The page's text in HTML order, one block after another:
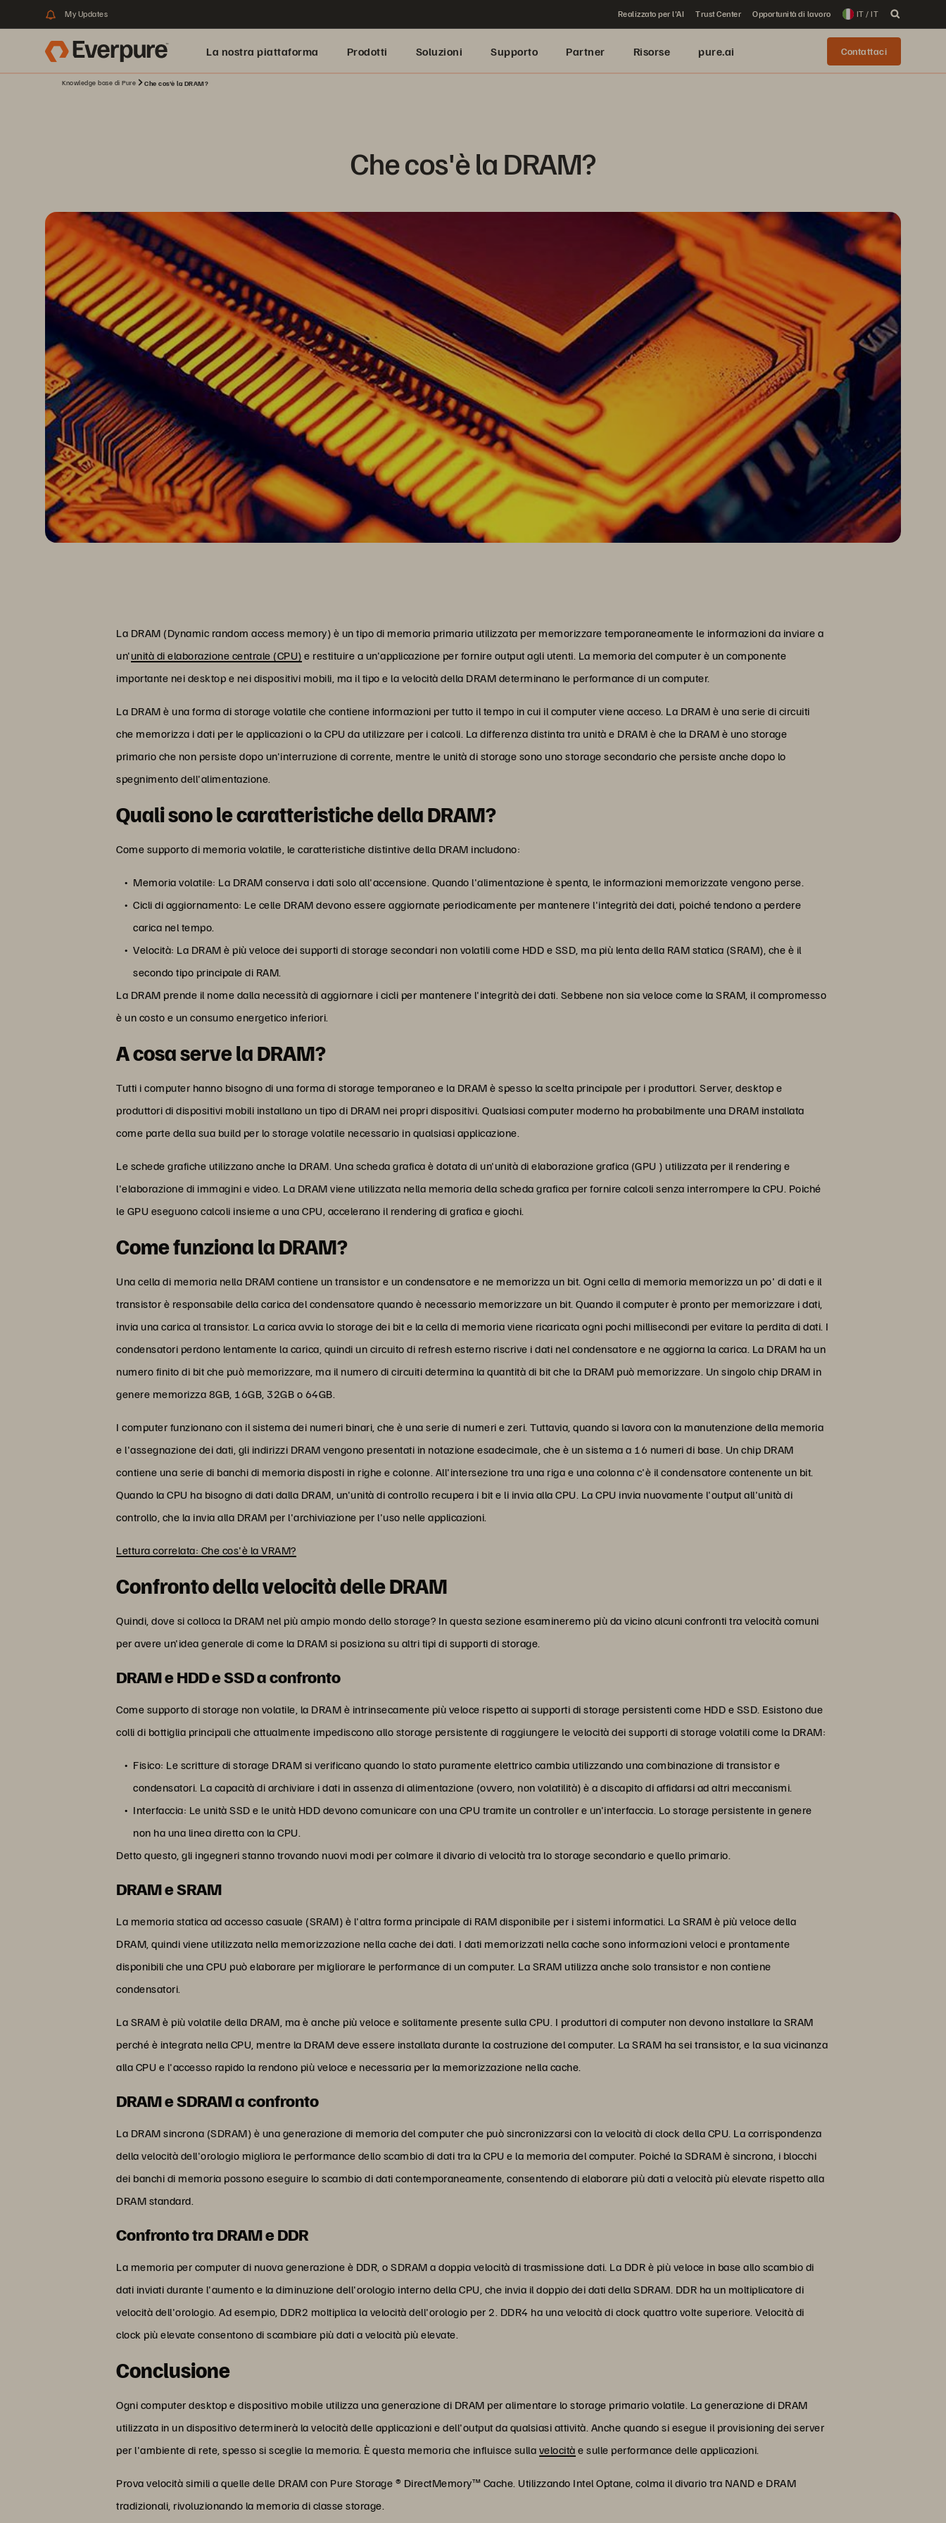
My Updates Realizzato per l'AI Trust Center Opportunità di lavoro IT / IT
La nostra piattaforma Prodotti Soluzioni Supporto Partner Risorse pure.ai Contattaci
Knowledge base di Pure Che cos'è la DRAM?
Che cos'è la DRAM?
La DRAM (Dynamic random access memory) è un tipo di memoria primaria utilizzata per memorizzare temporaneamente le informazioni da inviare a
un'unità di elaborazione centrale (CPU) e restituire a un'applicazione per fornire output agli utenti. La memoria del computer è un componente
importante nei desktop e nei dispositivi mobili, ma il tipo e la velocità della DRAM determinano le performance di un computer.
La DRAM è una forma di storage volatile che contiene informazioni per tutto il tempo in cui il computer viene acceso. La DRAM è una serie di circuiti
che memorizza i dati per le applicazioni o la CPU da utilizzare per i calcoli. La differenza distinta tra unità e DRAM è che la DRAM è uno storage
primario che non persiste dopo un'interruzione di corrente, mentre le unità di storage sono uno storage secondario che persiste anche dopo lo
spegnimento dell'alimentazione.
Quali sono le caratteristiche della DRAM?
Come supporto di memoria volatile, le caratteristiche distintive della DRAM includono:
Memoria volatile: La DRAM conserva i dati solo all'accensione. Quando l'alimentazione è spenta, le informazioni memorizzate vengono perse.
Cicli di aggiornamento: Le celle DRAM devono essere aggiornate periodicamente per mantenere l'integrità dei dati, poiché tendono a perdere
carica nel tempo.
Velocità: La DRAM è più veloce dei supporti di storage secondari non volatili come HDD e SSD, ma più lenta della RAM statica (SRAM), che è il
secondo tipo principale di RAM.
La DRAM prende il nome dalla necessità di aggiornare i cicli per mantenere l'integrità dei dati. Sebbene non sia veloce come la SRAM, il compromesso
è un costo e un consumo energetico inferiori.
A cosa serve la DRAM?
Tutti i computer hanno bisogno di una forma di storage temporaneo e la DRAM è spesso la scelta principale per i produttori. Server, desktop e
produttori di dispositivi mobili installano un tipo di DRAM nei propri dispositivi. Qualsiasi computer moderno ha probabilmente una DRAM installata
come parte della sua build per lo storage volatile necessario in qualsiasi applicazione.
Le schede grafiche utilizzano anche la DRAM. Una scheda grafica è dotata di un'unità di elaborazione grafica (GPU ) utilizzata per il rendering e
l'elaborazione di immagini e video. La DRAM viene utilizzata nella memoria della scheda grafica per fornire calcoli senza interrompere la CPU. Poiché
le GPU eseguono calcoli insieme a una CPU, accelerano il rendering di grafica e giochi.
Come funziona la DRAM?
Una cella di memoria nella DRAM contiene un transistor e un condensatore e ne memorizza un bit. Ogni cella di memoria memorizza un po' di dati e il
transistor è responsabile della carica del condensatore quando è necessario memorizzare un bit. Quando il computer è pronto per memorizzare i dati,
invia una carica al transistor. La carica avvia lo storage dei bit e la cella di memoria viene ricaricata ogni pochi millisecondi per evitare la perdita di dati. I
condensatori perdono lentamente la carica, quindi un circuito di refresh esterno riscrive i dati nel condensatore e ne aggiorna la carica. La DRAM ha un
numero finito di bit che può memorizzare, ma il numero di circuiti determina la quantità di bit che la DRAM può memorizzare. Un singolo chip DRAM in
genere memorizza 8GB, 16GB, 32GB o 64GB.
I computer funzionano con il sistema dei numeri binari, che è una serie di numeri e zeri. Tuttavia, quando si lavora con la manutenzione della memoria
e l'assegnazione dei dati, gli indirizzi DRAM vengono presentati in notazione esadecimale, che è un sistema a 16 numeri di base. Un chip DRAM
contiene una serie di banchi di memoria disposti in righe e colonne. All'intersezione tra una riga e una colonna c'è il condensatore contenente un bit.
Quando la CPU ha bisogno di dati dalla DRAM, un'unità di controllo recupera i bit e li invia alla CPU. La CPU invia nuovamente l'output all'unità di
controllo, che la invia alla DRAM per l'archiviazione per l'uso nelle applicazioni.
Lettura correlata: Che cos'è la VRAM?
Confronto della velocità delle DRAM
Quindi, dove si colloca la DRAM nel più ampio mondo dello storage? In questa sezione esamineremo più da vicino alcuni confronti tra velocità comuni
per avere un'idea generale di come la DRAM si posiziona su altri tipi di supporti di storage.
DRAM e HDD e SSD a confronto
Come supporto di storage non volatile, la DRAM è intrinsecamente più veloce rispetto ai supporti di storage persistenti come HDD e SSD. Esistono due
colli di bottiglia principali che attualmente impediscono allo storage persistente di raggiungere le velocità dei supporti di storage volatili come la DRAM:
Fisico: Le scritture di storage DRAM si verificano quando lo stato puramente elettrico cambia utilizzando una combinazione di transistor e
condensatori. La capacità di archiviare i dati in assenza di alimentazione (ovvero, non volatilità) è a discapito di affidarsi ad altri meccanismi.
Interfaccia: Le unità SSD e le unità HDD devono comunicare con una CPU tramite un controller e un'interfaccia. Lo storage persistente in genere
non ha una linea diretta con la CPU.
Detto questo, gli ingegneri stanno trovando nuovi modi per colmare il divario di velocità tra lo storage secondario e quello primario.
DRAM e SRAM
La memoria statica ad accesso casuale (SRAM) è l'altra forma principale di RAM disponibile per i sistemi informatici. La SRAM è più veloce della
DRAM, quindi viene utilizzata nella memorizzazione nella cache dei dati. I dati memorizzati nella cache sono informazioni veloci e prontamente
disponibili che una CPU può elaborare per migliorare le performance di un computer. La SRAM utilizza anche solo transistor e non contiene
condensatori.
La SRAM è più volatile della DRAM, ma è anche più veloce e solitamente presente sulla CPU. I produttori di computer non devono installare la SRAM
perché è integrata nella CPU, mentre la DRAM deve essere installata durante la costruzione del computer. La SRAM ha sei transistor, e la sua vicinanza
alla CPU e l'accesso rapido la rendono più veloce e necessaria per la memorizzazione nella cache.
DRAM e SDRAM a confronto
La DRAM sincrona (SDRAM) è una generazione di memoria del computer che può sincronizzarsi con la velocità di clock della CPU. La corrispondenza
della velocità dell'orologio migliora le performance dello scambio di dati tra la CPU e la memoria del computer. Poiché la SDRAM è sincrona, i blocchi
dei banchi di memoria possono eseguire lo scambio di dati contemporaneamente, consentendo di elaborare più dati a velocità più elevate rispetto alla
DRAM standard.
Confronto tra DRAM e DDR
La memoria per computer di nuova generazione è DDR, o SDRAM a doppia velocità di trasmissione dati. La DDR è più veloce in base allo scambio di
dati inviati durante l'aumento e la diminuzione dell'orologio interno della CPU, che invia il doppio dei dati della SDRAM. DDR ha un moltiplicatore di
velocità dell'orologio. Ad esempio, DDR2 moltiplica la velocità dell'orologio per 2. DDR4 ha una velocità di clock quattro volte superiore. Velocità di
clock più elevate consentono di scambiare più dati a velocità più elevate.
Conclusione
Ogni computer desktop e dispositivo mobile utilizza una generazione di DRAM per alimentare lo storage primario volatile. La generazione di DRAM
utilizzata in un dispositivo determinerà la velocità delle applicazioni e dell'output da qualsiasi attività. Anche quando si esegue il provisioning dei server
per l'ambiente di rete, spesso si sceglie la memoria. È questa memoria che influisce sulla velocità e sulle performance delle applicazioni.
Prova velocità simili a quelle delle DRAM con Pure Storage ® DirectMemory™ Cache. Utilizzando Intel Optane, colma il divario tra NAND e DRAM
tradizionali, rivoluzionando la memoria di classe storage.